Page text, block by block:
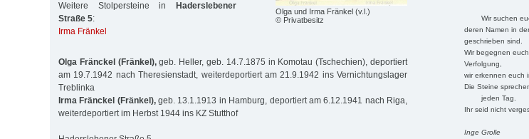
Wir suchen
deren Namen in
geschrieben sind.
Wir begegnen
Verfolgung,
wir erkennen euch
Die Steine
jeden Tag.
Ihr seid nicht
Inge Grolle
Olga und Irma Fränkel (v.l.)
© Privatbesitz
Weitere Stolpersteine in
Haderslebener
Straße 5:
Irma Fränkel
Olga Fränckel (Fränkel),geb. Heller, geb. 14.7.1875 in Komotau (Tschechien), deportiert
am 19.7.1942 nach Theresienstadt, weiterdeportiert am 21.9.1942 ins Vernichtungslager
Treblinka
Irma Fränckel (Fränkel),geb. 13.1.1913 in Hamburg, deportiert am 6.12.1941 nach Riga,
weiterdeportiert im Herbst 1944 ins KZ Stutthof